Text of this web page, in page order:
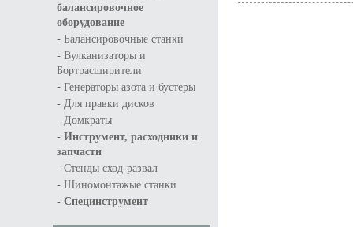
балансировочное
оборудование
- Балансировочные станки
- Вулканизаторы и
Бортрасширители
- Генераторы азота и бустеры
- Для правки дисков
- Домкраты
- Инструмент, расходники и
запчасти
- Стенды сход-развал
- Шиномонтажые станки
- Специнструмент